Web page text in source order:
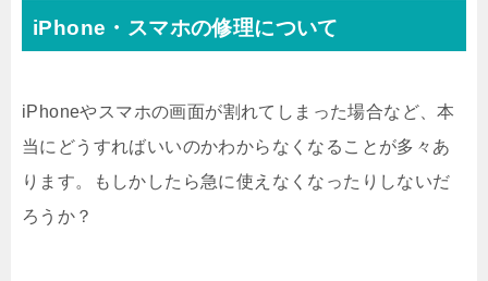
iPhone・スマホの修理について
iPhoneやスマホの画面が割れてしまった場合など、本
当にどうすればいいのかわからなくなることが多々あ
ります。もしかしたら急に使えなくなったりしないだ
ろうか？